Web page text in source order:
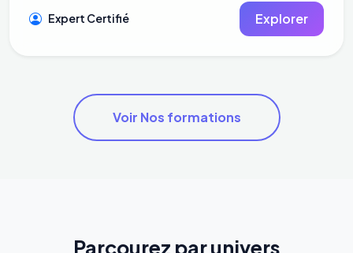
Expert Certifié Explorer
Voir Nos formations
Parcourez par univers